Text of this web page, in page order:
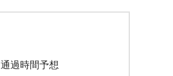
通過時間予想